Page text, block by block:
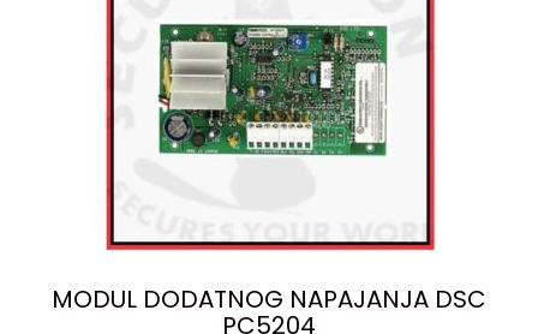
MODUL DODATNOG NAPAJANJA DSC
PC5204